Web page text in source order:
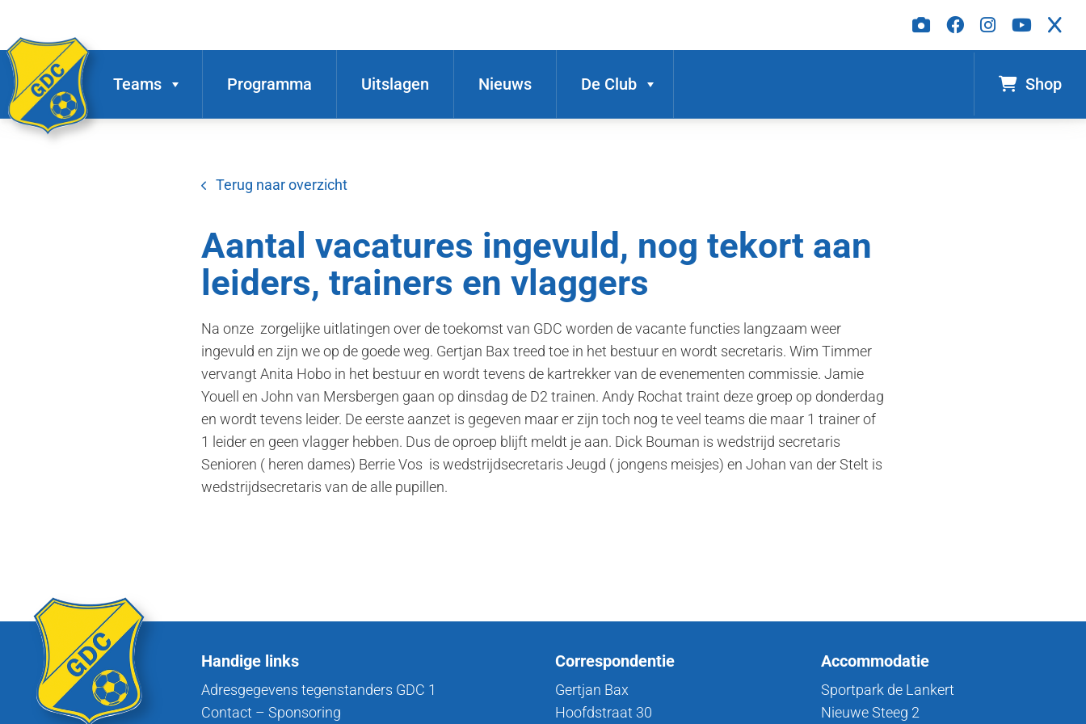
Teams Programma Uitslagen Nieuws De Club Shop
Terug naar overzicht
Aantal vacatures ingevuld, nog tekort aan
leiders, trainers en vlaggers
Na onze zorgelijke uitlatingen over de toekomst van GDC worden de vacante functies langzaam weer
ingevuld en zijn we op de goede weg. Gertjan Bax treed toe in het bestuur en wordt secretaris. Wim Timmer
vervangt Anita Hobo in het bestuur en wordt tevens de kartrekker van de evenementen commissie. Jamie
Youell en John van Mersbergen gaan op dinsdag de D2 trainen. Andy Rochat traint deze groep op donderdag
en wordt tevens leider. De eerste aanzet is gegeven maar er zijn toch nog te veel teams die maar 1 trainer of
1 leider en geen vlagger hebben. Dus de oproep blijft meldt je aan. Dick Bouman is wedstrijd secretaris
Senioren ( heren dames) Berrie Vos is wedstrijdsecretaris Jeugd ( jongens meisjes) en Johan van der Stelt is
wedstrijdsecretaris van de alle pupillen.
Handige links
Adresgegevens tegenstanders GDC 1
Contact – Sponsoring
Correspondentie
Gertjan Bax
Hoofdstraat 30
Accommodatie
Sportpark de Lankert
Nieuwe Steeg 2